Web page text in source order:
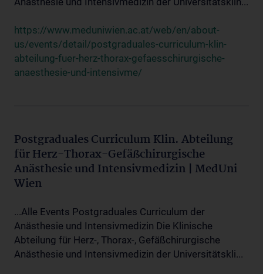
https://www.meduniwien.ac.at/web/en/about-
us/events/detail/postgraduales-curriculum-klin-
abteilung-fuer-herz-thorax-gefaesschirurgische-
anaesthesie-und-intensivme/
Postgraduales Curriculum Klin. Abteilung
für Herz-Thorax-Gefäßchirurgische
Anästhesie und Intensivmedizin | MedUni
Wien
...Alle Events Postgraduales Curriculum der
Anästhesie und Intensivmedizin Die Klinische
Abteilung für Herz-, Thorax-, Gefäßchirurgische
Anästhesie und Intensivmedizin der Universitätskli...